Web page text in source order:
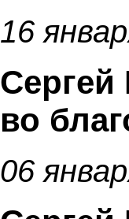
16
во
06